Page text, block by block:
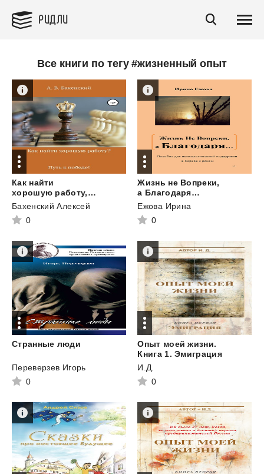
РИДЛИ
Все книги по тегу #жизненный опыт
Как найти
хорошую работу, или Путь к победе!
Бахенский Алексей
0
Жизнь не Вопреки,
а Благодаря…
Ежова Ирина
0
Странные люди
Переверзев Игорь
0
Опыт моей жизни.
Книга 1. Эмиграция
И.Д.
0